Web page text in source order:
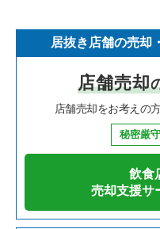
居抜き店舗の売却
店舗売却
店舗売却をお考えの
秘密厳守
飲食
売却支援サ